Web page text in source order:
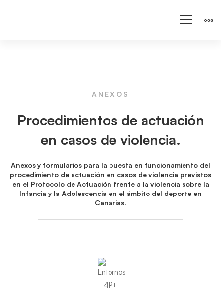
Procedimientos
actuación
ANEXOS
Procedimientos de actuación
en casos de violencia.
Anexos y formularios para la puesta en funcionamiento del
procedimiento de actuación en casos de violencia previstos
en el Protocolo de Actuación frente a la violencia sobre la
Infancia y la Adolescencia en el ámbito del deporte en
Canarias.